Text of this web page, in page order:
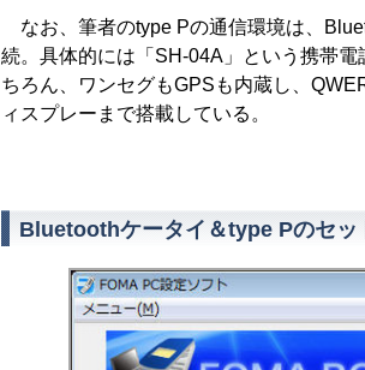
なお、筆者のtype Pの通信環境は、
続。具体的には「SH-04A」という携帯
ちろん、ワンセグもGPSも内蔵し、
ィスプレーまで搭載している。
Bluetoothケータイ＆type Pのセッ